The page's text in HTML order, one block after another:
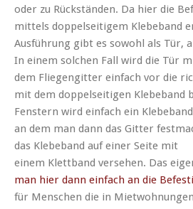
oder zu Rückständen. Da hier die
mittels doppelseitigem Klebeband
Ausführung gibt es sowohl als Tür,
In einem solchen Fall wird die Tür
dem Fliegengitter einfach vor die
mit dem doppelseitigen Klebeband
Fenstern wird einfach ein
an dem man dann das Gitter
das Klebeband auf einer Seite mit
einem Klettband versehen. Das
man hier dann einfach an die
für Menschen die in